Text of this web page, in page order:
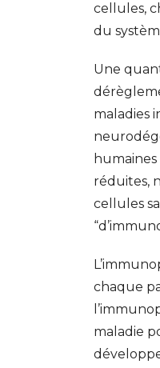
cellules,
du
Une
maladies
réduites,
cellules
chaque
maladie